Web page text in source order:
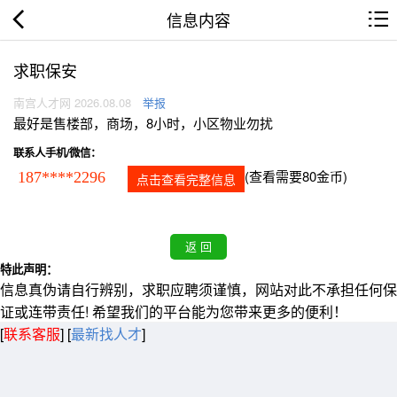
信息内容
求职保安
南宫人才网 2026.08.08 举报
最好是售楼部，商场，8小时，小区物业勿扰
联系人手机/微信：
187****2296 点击查看完整信息 (查看需要80金币)
特此声明：
信息真伪请自行辨别，求职应聘须谨慎，网站对此不承担任何保
证或连带责任! 希望我们的平台能为您带来更多的便利！
[联系客服] [最新找人才]